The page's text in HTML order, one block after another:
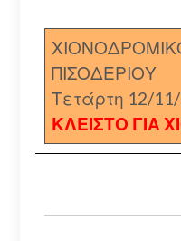
ΠΙΣΟΔΕΡΙΟΥ
Τετάρτη 12/
ΚΛΕΙΣΤΟ ΓΙΑ